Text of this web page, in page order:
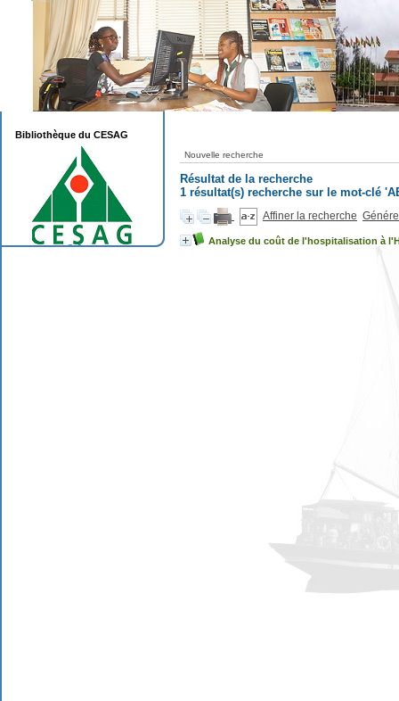
Nouvelle recherche
Résultat de la recherche
1 résultat(s) recherche sur le mot-clé
Affiner la recherche
Analyse du coût de l'hospitalisation à
Bibliothèque du CESAG